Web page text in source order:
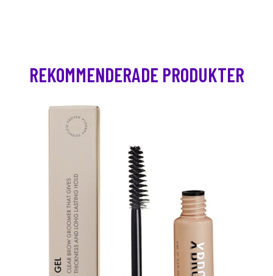
REKOMMENDERADE PRODUKTER